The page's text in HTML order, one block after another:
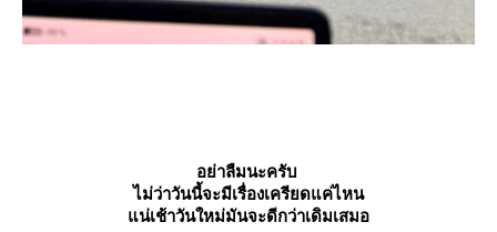
อย่าลืมนะครับ
ไม่ว่าวันนี้จะมีเรื่องเครียดแค่ไหน
น่เช้าวันใหม่มันจะดีกว่าเดิมเสมอ